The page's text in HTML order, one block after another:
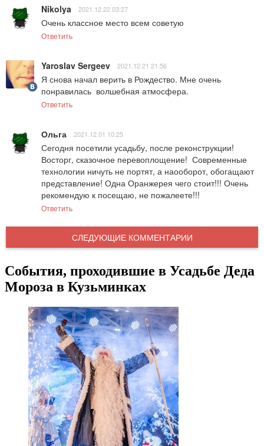
Nikolya 2021.12.22 03:27
Очень классное место всем советую
Ответить
Yaroslav Sergeev 2021.12.21 21:56
Я снова начал верить в Рождество. Мне очень
понравилась  волшебная атмосфера.
Ответить
Ольга 2021.12.01 10:25
Сегодня посетили усадьбу, после реконструкции!
Восторг, сказочное перевоплощение!  Современные
технологии ничуть не портят, а наооборот, обогащают
представление! Одна Оранжерея чего стоит!!! Очень
рекомендую к посещаю, не пожалеете!!!
Ответить
СЛЕДУЮЩИЕ КОММЕНТАРИИ
События, проходившие в Усадьбе Деда
Мороза в Кузьминках